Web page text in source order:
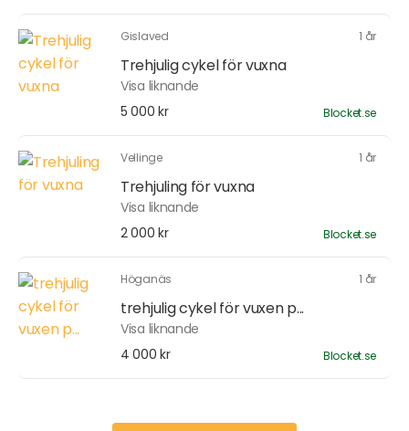
Gislaved 1 år
Trehjulig cykel för vuxna
Visa liknande
5 000 kr
Blocket.se
Vellinge 1 år
Trehjuling för vuxna
Visa liknande
2 000 kr
Blocket.se
Höganäs 1 år
trehjulig cykel för vuxen p...
Visa liknande
4 000 kr
Blocket.se